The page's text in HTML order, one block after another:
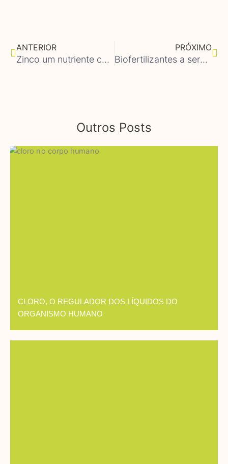
ANTERIOR
Zinco um nutriente chave para nossa saúde
PRÓXIMO
Biofertilizantes a serviço da produção sustentável de alimentos
Outros Posts
CLORO, O REGULADOR DOS LÍQUIDOS DO
ORGANISMO HUMANO